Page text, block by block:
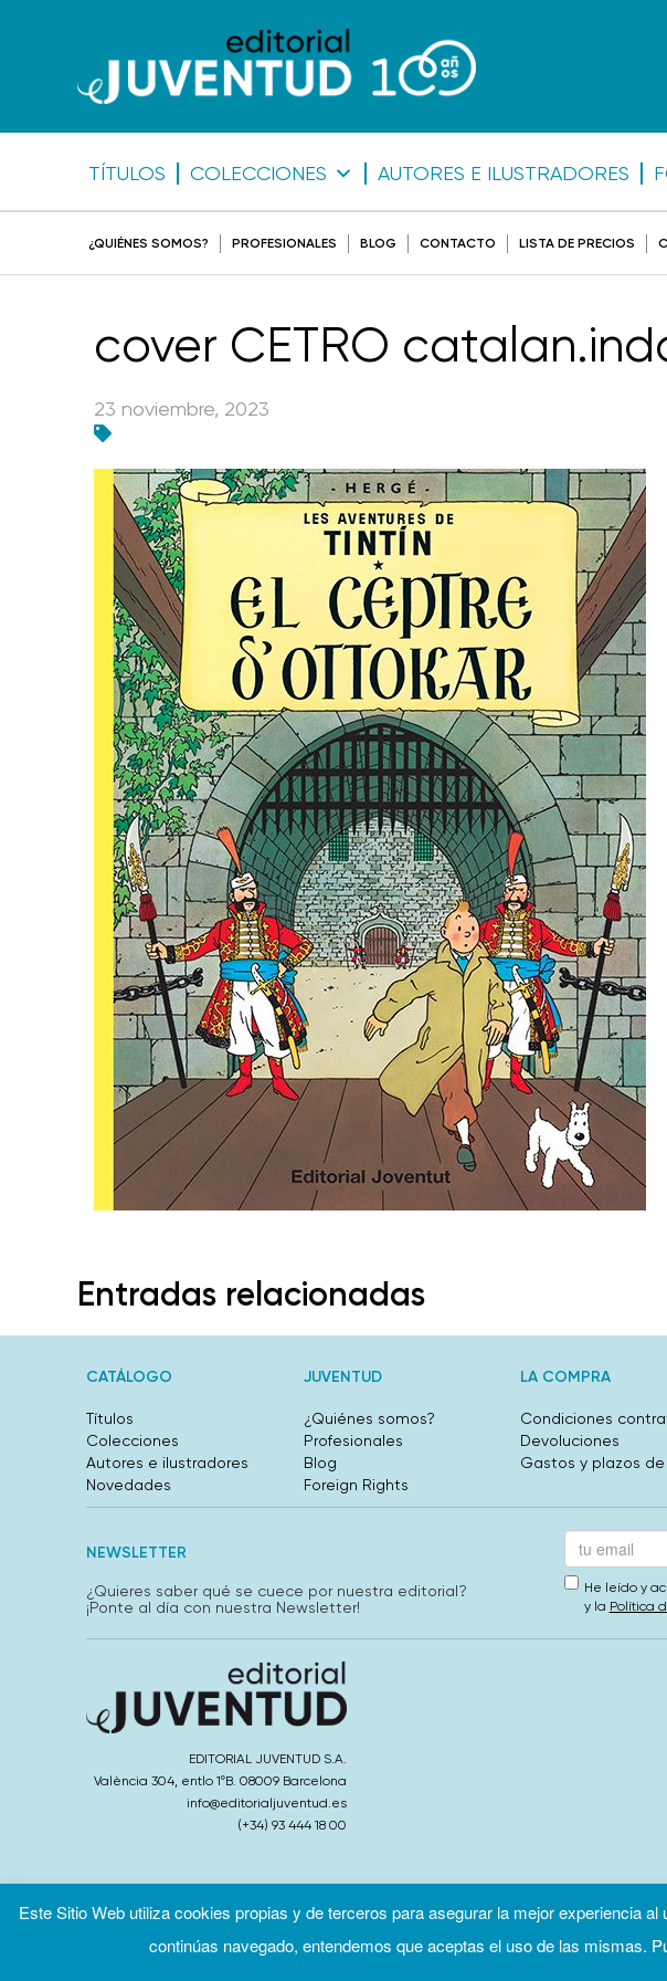
TÍTULOS COLECCIONES AUTORES E ILUSTRADORES
¿QUIÉNES SOMOS? PROFESIONALES BLOG CONTACTO LISTA DE PRECIOS
cover CETRO
23 noviembre, 2023
Entradas relacionadas
CATÁLOGO
Títulos
Colecciones
Autores e ilustradores
Novedades
JUVENTUD
¿Quiénes somos?
Profesionales
Blog
Foreign Rights
LA COMPRA
Condiciones
Devoluciones
Gastos y plazos de
NEWSLETTER
¿Quieres saber qué se cuece por nuestra editorial?
¡Ponte al día con nuestra Newsletter!
He leído y
y la Política
EDITORIAL JUVENTUD S.A.
València 304, entlo 1ºB. 08009 Barcelona
info@editorialjuventud.es
(+34) 93 444 18 00
Condiciones de uso Política de privacidad
Este Sitio Web utiliza cookies propias y de terceros para asegurar la mejor experiencia
continúas navegado, entendemos que aceptas el uso de las mismas.